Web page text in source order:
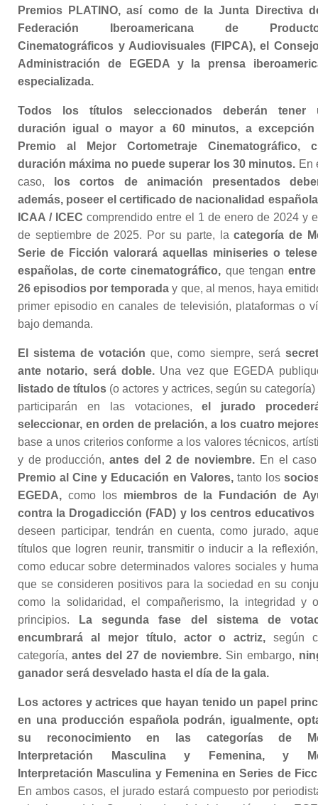
Premios PLATINO, así como de la Junta Directiva
Federación Iberoamericana de
Cinematográficos y Audiovisuales (FIPCA), el
Administración de EGEDA y la prensa
especializada.
Todos los títulos seleccionados deberán tener
duración igual o mayor a 60 minutos, a excepción
Premio al Mejor Cortometraje Cinematográfico,
duración máxima no puede superar los 30 minutos. En
caso,
los cortos de animación presentados
además, poseer el certificado de nacionalidad
ICAA / ICEC comprendido entre el 1 de enero de 2024 y
de septiembre de 2025. Por su parte, lacategoría de
Serie de Ficción valorará aquellas miniseries o
españolas, de corte cinematográfico, que tengan
26 episodios por temporada y que, al menos, haya
primer episodio en canales de televisión, plataformas o
bajo demanda.
El sistema de votación que, como siempre, será
ante notario, será doble. Una vez que EGEDA
listado de títulos (o actores y actrices, según su categoría)
participarán en las votaciones,el jurado
seleccionar, en orden de prelación, a los cuatro
base a unos criterios conforme a los valores técnicos,
y de producción,antes del 2 de noviembre. En el
Premio al Cine y Educación en Valores,tanto los
EGEDA, como los miembros de la Fundación de
contra la Drogadicción (FAD) y los centros educativos
deseen participar, tendrán en cuenta, como jurado,
títulos que logren reunir, transmitir o inducir a la
como educar sobre determinados valores sociales y
que se consideren positivos para la sociedad en su
como la solidaridad, el compañerismo, la integridad y
principios.
La segunda fase del sistema de
encumbrará al mejor título, actor o actriz, según
categoría, antes del 27 de noviembre. Sin embargo,
ganador será desvelado hasta el día de la gala.
Los actores y actrices que hayan tenido un papel
en una producción española podrán, igualmente,
su reconocimiento en las categorías de
Interpretación Masculina y Femenina, y
Interpretación Masculina y Femenina en Series de
En ambos casos, el jurado estará compuesto por